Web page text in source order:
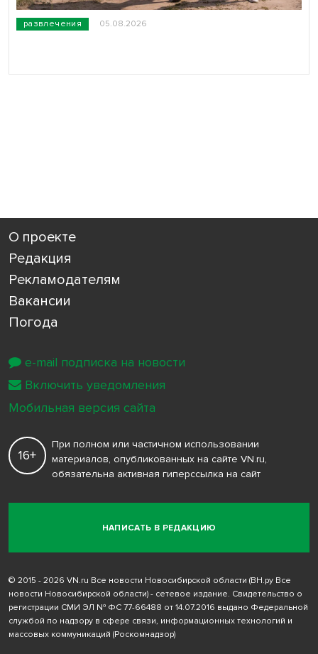
развлечения 05.08.2026
О проекте
Редакция
Рекламодателям
Вакансии
Погода
НАПИСАТЬ В РЕДАКЦИЮ
16+
При полном или частичном использовании
материалов, опубликованных на сайте VN.ru,
обязательна активная гиперссылка на сайт
© 2015 - 2026 VN.ru Все новости Новосибирской области (ВН.ру Все
новости Новосибирской области) - сетевое издание. Свидетельство о
регистрации СМИ ЭЛ № ФС 77-66488 от 14.07.2016 выдано Федеральной
службой по надзору в сфере связи, информационных технологий и
массовых коммуникаций (Роскомнадзор)
e-mail подписка на новости
Включить уведомления
Мобильная версия сайта